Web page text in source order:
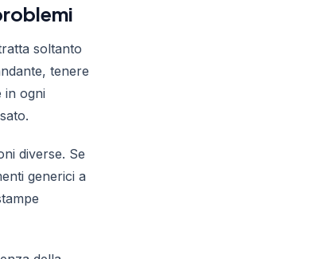
soltanto
tenere
in ogni
diverse. Se
generici a